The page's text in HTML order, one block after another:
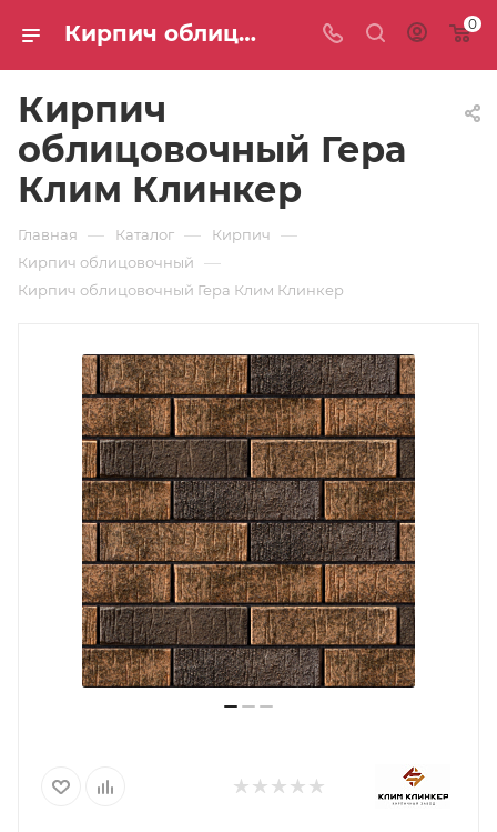
Кирпич облицовочный Гера Клим Клинкер: цены и доставка — интернет-магазин СТС 0
Кирпич
облицовочный Гера
Клим Клинкер
Главная — Каталог — Кирпич —
Кирпич облицовочный —
Кирпич облицовочный Гера Клим Клинкер